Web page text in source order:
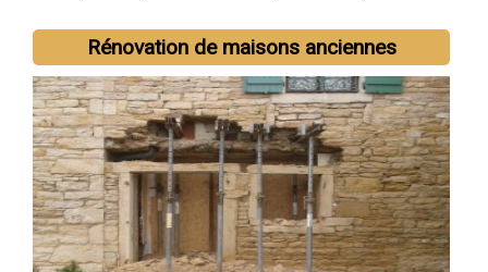
Rénovation de maisons anciennes